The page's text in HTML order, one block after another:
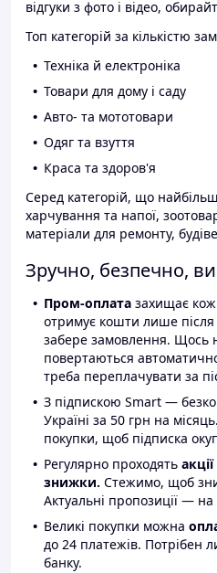
відгуки з фото і відео,
Топ категорій за кількістю
Техніка й електроніка
Товари для дому і саду
Авто- та мототовари
Одяг та взуття
Краса та здоров'я
Серед категорій, що
харчування та напої,
матеріали для ремонту,
Зручно, безпечно,
Пром-оплата захищає
отримує кошти лише після
забере замовлення. Щось
повертаються
треба переплачувати за
З підпискою Smart —
Україні за 50 грн на
покупки, щоб підписка
Регулярно проходять
знижки. Стежимо, щоб
Актуальні пропозиції — на
Великі покупки можна
до 24 платежів. Потрібен
банку.